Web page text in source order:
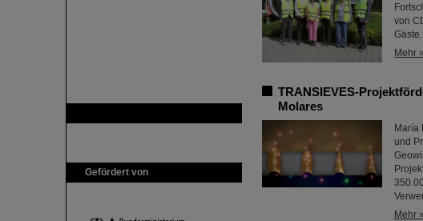
Gefördert von
von
Mehr »
TRANSIEVES-
Molares
María
und
Mehr »